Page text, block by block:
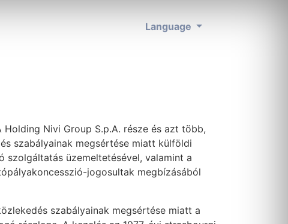
Language
Nivi Group S.p.A. része és azt több,
szabályainak megsértése miatt külföldi
üzemeltetésével, valamint a
jogosultak megbízásából
szabályainak megsértése miatt a